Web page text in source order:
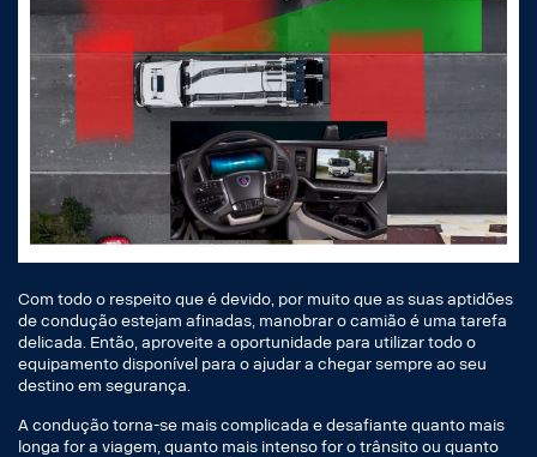
Com todo o respeito que é devido, por muito que as suas aptidões
de condução estejam afinadas, manobrar o camião é uma tarefa
delicada. Então, aproveite a oportunidade para utilizar todo o
equipamento disponível para o ajudar a chegar sempre ao seu
destino em segurança.
A condução torna-se mais complicada e desafiante quanto mais
longa for a viagem, quanto mais intenso for o trânsito ou quanto